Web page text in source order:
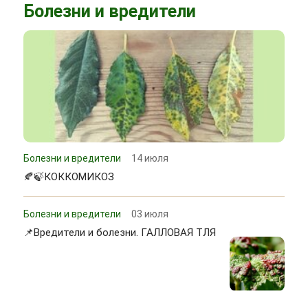
Болезни и вредители
Болезни и вредители 14 июля
🍂🍃КОККОМИКОЗ
Болезни и вредители 03 июля
📌Вредители и болезни. ГАЛЛОВАЯ ТЛЯ